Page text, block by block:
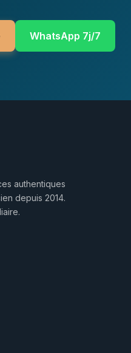
WhatsApp 7j/7
authentiques
depuis 2014.